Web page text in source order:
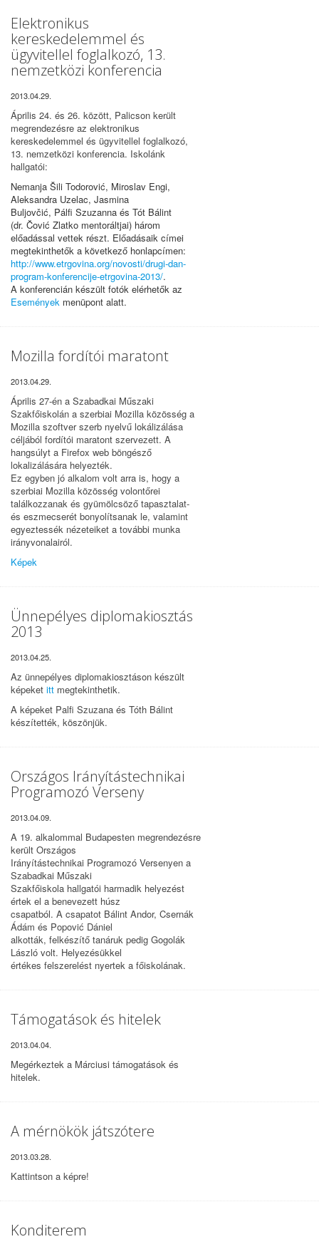
Elektronikus
kereskedelemmel és
ügyvitellel foglalkozó, 13.
nemzetközi konferencia
2013.04.29.
Április 24. és 26. között, Palicson került
megrendezésre az elektronikus
kereskedelemmel és ügyvitellel foglalkozó,
13. nemzetközi konferencia. Iskolánk
hallgatói:
Nemanja Šili Todorović, Miroslav Engi,
Aleksandra Uzelac, Jasmina
Buljovčić, Pálfi Szuzanna és Tót Bálint
(dr. Čović Zlatko mentoráltjai) három
előadással vettek részt. Előadásaik címei
megtekinthetők a következő honlapcímen:
http://www.etrgovina.org/novosti/drugi-dan-
program-konferencije-etrgovina-2013/.
A konferencián készült fotók elérhetők az
Események menüpont alatt.
Mozilla fordítói maratont
2013.04.29.
Április 27-én a Szabadkai Műszaki
Szakfőiskolán a szerbiai Mozilla közösség a
Mozilla szoftver szerb nyelvű lokálizálása
céljából fordítói maratont szervezett. A
hangsúlyt a Firefox web böngésző
lokalizálására helyezték.
Ez egyben jó alkalom volt arra is, hogy a
szerbiai Mozilla közösség volontőrei
találkozzanak és gyümölcsöző tapasztalat-
és eszmecserét bonyolítsanak le, valamint
egyeztessék nézeteiket a további munka
irányvonalairól.
Képek
Ünnepélyes diplomakiosztás
2013
2013.04.25.
Az ünnepélyes diplomakiosztáson készült
képeket itt megtekinthetik.
A képeket Palfi Szuzana és Tóth Bálint
készítették, köszönjük.
Országos Irányítástechnikai
Programozó Verseny
2013.04.09.
A 19. alkalommal Budapesten megrendezésre
került Országos
Irányítástechnikai Programozó Versenyen a
Szabadkai Műszaki
Szakfőiskola hallgatói harmadik helyezést
értek el a benevezett húsz
csapatból. A csapatot Bálint Andor, Csernák
Ádám és Popović Dániel
alkották, felkészítő tanáruk pedig Gogolák
László volt. Helyezésükkel
értékes felszerelést nyertek a főiskolának.
Támogatások és hitelek
2013.04.04.
Megérkeztek a Márciusi támogatások és
hitelek.
A mérnökök játszótere
2013.03.28.
Kattintson a képre!
Konditerem